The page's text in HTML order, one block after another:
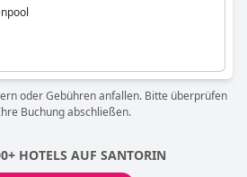
oder Gebühren anfallen. Bitte überprüfen
Buchung abschließen.
HOTELS AUF SANTORIN